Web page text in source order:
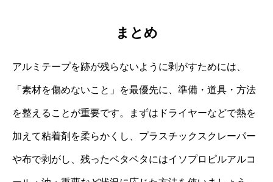
まとめ
アルミテープを跡が残らないように剥がすためには、
「素材を傷めないこと」を最優先に、準備・道具・方法
を整えることが重要です。まずはドライヤーなどで熱を
加えて粘着剤を柔らかくし、プラスチックスクレーパー
や布で剥がし、残ったベタベタにはイソプロピルアルコ